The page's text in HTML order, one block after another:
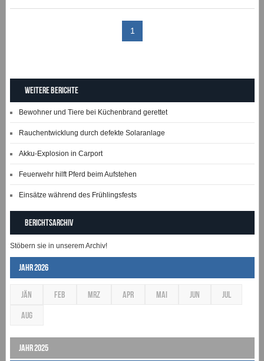
1
Weitere Berichte
Bewohner und Tiere bei Küchenbrand gerettet
Rauchentwicklung durch defekte Solaranlage
Akku-Explosion in Carport
Feuerwehr hilft Pferd beim Aufstehen
Einsätze während des Frühlingsfests
Berichtsarchiv
Stöbern sie in unserem Archiv!
Jahr 2026
JÄN FEB MRZ APR MAI JUN JUL
AUG
Jahr 2025